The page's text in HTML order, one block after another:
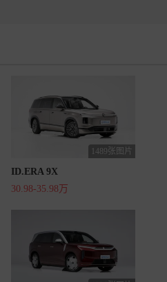
1489张图片
ID.ERA 9X
30.98-35.98万